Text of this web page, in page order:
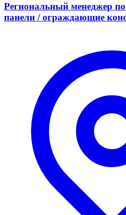
Региональный менеджер
панели / ограждающие